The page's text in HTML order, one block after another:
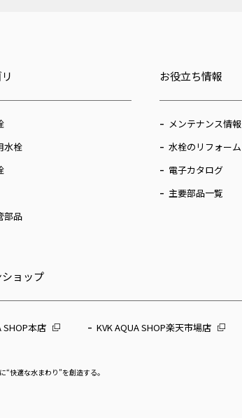
水栓
部品
お役立ち情報
メンテナンス情報
水栓のリフォーム
電子カタログ
主要部品一覧
ョップ
SHOP本店 KVK AQUA SHOP楽天市場店
“快適な水まわり”を創造する。